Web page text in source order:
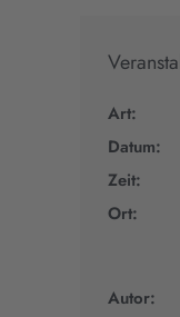
Art:
Datum:
Zeit:
Ort:
Autor: